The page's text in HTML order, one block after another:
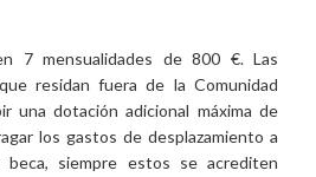
7 mensualidades de 800 €. Las
residan fuera de la Comunidad
una dotación adicional máxima de
los gastos de desplazamiento a
siempre estos se acrediten